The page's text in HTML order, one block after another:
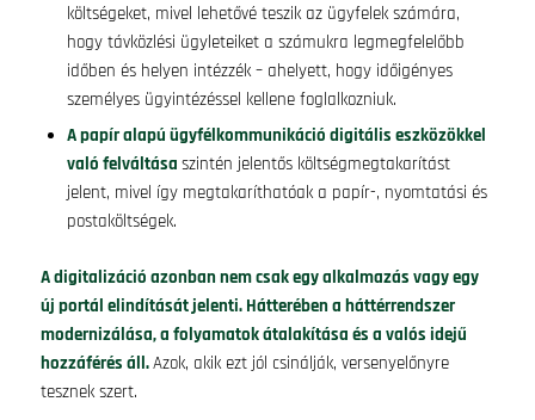
költségeket, mivel lehetővé teszik az ügyfelek számára,
hogy távközlési ügyleteiket a számukra legmegfelelőbb
időben és helyen intézzék – ahelyett, hogy időigényes
személyes ügyintézéssel kellene foglalkozniuk.
A papír alapú ügyfélkommunikáció digitális eszközökkel
való felváltása szintén jelentős költségmegtakarítást
jelent, mivel így megtakaríthatóak a papír-, nyomtatási és
postaköltségek.
A digitalizáció azonban nem csak egy alkalmazás vagy egy
új portál elindítását jelenti. Hátterében a háttérrendszer
modernizálása, a folyamatok átalakítása és a valós idejű
hozzáférés áll.Azok, akik ezt jól csinálják, versenyelőnyre
tesznek szert.